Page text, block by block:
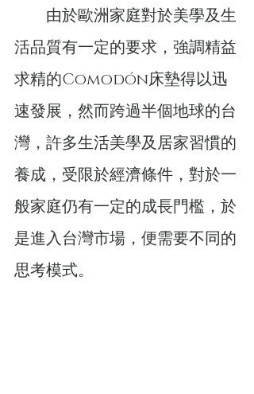
由於歐洲家庭對於美學及生
活品質有一定的要求，強調精益
求精的Comodón床墊得以迅
速發展，然而跨過半個地球的台
灣，許多生活美學及居家習慣的
養成，受限於經濟條件，對於一
般家庭仍有一定的成長門檻，於
是進入台灣市場，便需要不同的
思考模式。